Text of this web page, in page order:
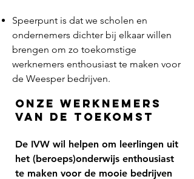
Speerpunt is dat we scholen en
ondernemers dichter bij elkaar willen
brengen om zo toekomstige
werknemers enthousiast te maken voor
de Weesper bedrijven.
ONZE werknemers
van de toekomst​
De IVW wil helpen om leerlingen uit
het (beroeps)onderwijs enthousiast
te maken voor de mooie bedrijven